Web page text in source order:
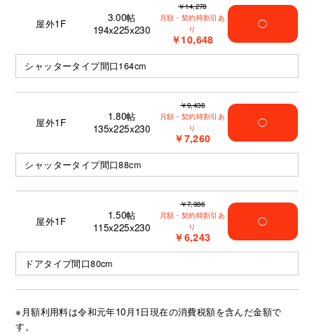
屋外1F 3.00帖
194x225x230
￥14,278
月額・契約時割引あ
り
￥10,648
◯
シャッタータイプ間口164cm
屋外1F 1.80帖
135x225x230
￥9,438
月額・契約時割引あ
り
￥7,260
◯
シャッタータイプ間口88cm
屋外1F 1.50帖
115x225x230
￥7,986
月額・契約時割引あ
り
￥6,243
◯
ドアタイプ間口80cm
※月額利用料は令和元年10月1日現在の消費税額を含んだ金額で
す。